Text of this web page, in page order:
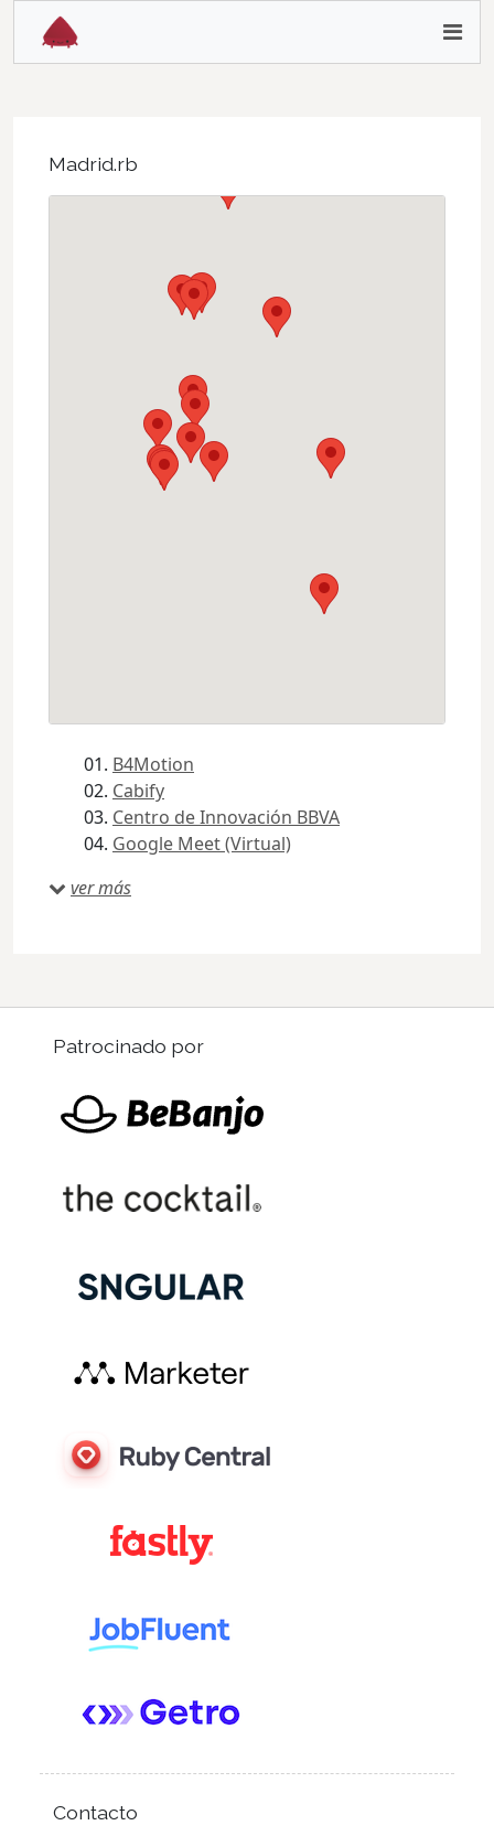
Madrid.rb
B4Motion
Cabify
Centro de Innovación BBVA
Google Meet (Virtual)
ver más
Patrocinado por
Contacto